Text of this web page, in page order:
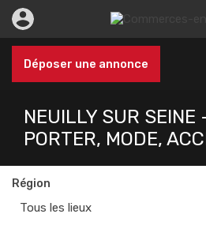
Déposer une annonce
NEUILLY SUR SEINE
PORTER, MODE,
Région
Tous les lieux